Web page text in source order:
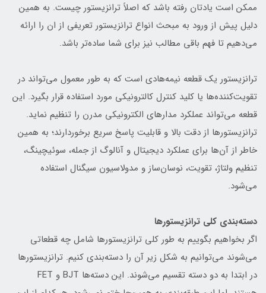
ممکن است یادتان رفته باشد که اصلاً ترانزیستور چیست. به همین
دلیل پیش از ورود به مبحث انواع ترانزیستور تعریفی از ان را ارائه
می‌دهیم تا فهم باقی مطالب نیز برای شما ساده‌تر باشد.
ترانزیستور یک قطعه نیمه‌هادی است که به طور معمول می‌تواند در
تقویت‌کننده‌ها یا کلید کنترل کالترونیکی مورد استفاده قرار بگیرد. این
قطعه می‌تواند عملکرد مدارهای الکترونیکی مدرن را تنظیم نماید.
ترانزیستورها از دقت بالا و قابلیت پاسخ سریع برخوردارند؛ به همین
خاطر از آن‌ها برای عملکرد دیجیتال و آنالوگ از جمله، سوئیچینگ،
تنظیم ولتاژ، تقویت، نوسان‌ساز و مدولاسیون سیگنال استفاده
می‌شود.
دسته‌بندی کلی ترانزیستورها
اگر بخواهیم بگوییم به طور کلی ترانزیستورها شامل چه قطعاتی
می‌شوند می‌توانیم به شکل زیر آن را دسته‌بندی کنیم. ترانزیستورها
در ابتدا به دو دسته تقسیم می‌شوند. این دسته‌ها BJT و FET